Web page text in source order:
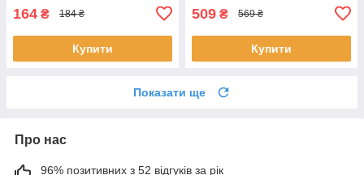
164 ₴ 184 ₴
Купити
509 ₴ 569 ₴
Купити
Показати ще
Про нас
96% позитивних з 52 відгуків за рік